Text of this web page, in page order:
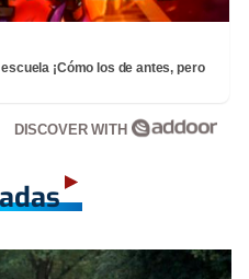
¡Cómo los de antes, pero
DISCOVER WITH